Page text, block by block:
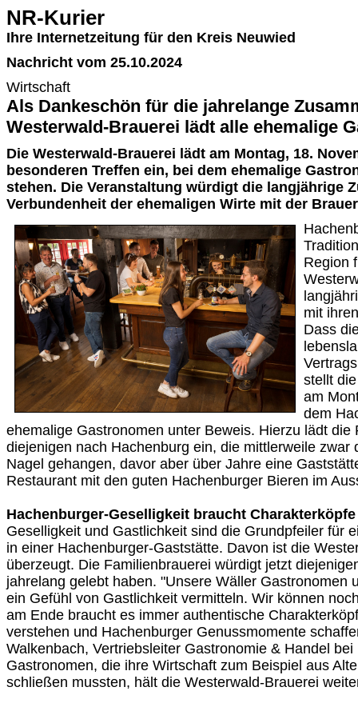
NR-Kurier
Ihre Internetzeitung für den Kreis Neuwied
Nachricht vom 25.10.2024
Wirtschaft
Als Dankeschön für die jahrelange
Westerwald-Brauerei lädt alle ehemalige
Die Westerwald-Brauerei lädt am Montag, 18.
besonderen Treffen ein, bei dem ehemalige
stehen. Die Veranstaltung würdigt die langjährige
Verbundenheit der ehemaligen Wirte mit der
Region
mit
Dass
stellt
am
dem
ehemalige Gastronomen unter Beweis. Hierzu lädt die
diejenigen nach Hachenburg ein, die mittlerweile zwar
Nagel gehangen, davor aber über Jahre eine
Restaurant mit den guten Hachenburger Bieren im
Hachenburger-Geselligkeit braucht Charakterköpfe
Geselligkeit und Gastlichkeit sind die Grundpfeiler für
in einer Hachenburger-Gaststätte. Davon ist die
überzeugt. Die Familienbrauerei würdigt jetzt
jahrelang gelebt haben. "Unsere Wäller Gastronomen
ein Gefühl von Gastlichkeit vermitteln. Wir können
am Ende braucht es immer authentische
verstehen und Hachenburger Genussmomente
Walkenbach, Vertriebsleiter Gastronomie & Handel
Gastronomen, die ihre Wirtschaft zum Beispiel aus
schließen mussten, hält die Westerwald-Brauerei